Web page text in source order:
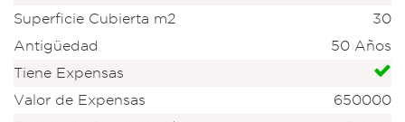
Superficie Cubierta m2
30
Antigüedad
50 Años
Tiene Expensas
Valor de Expensas
650000